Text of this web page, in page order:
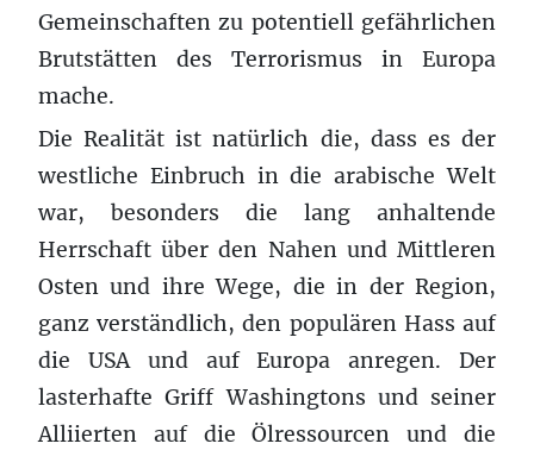
Gemeinschaften zu potentiell gefährlichen
Brutstätten des Terrorismus in Europa
mache.
Die Realität ist natürlich die, dass es der
westliche Einbruch in die arabische Welt
war, besonders die lang anhaltende
Herrschaft über den Nahen und Mittleren
Osten und ihre Wege, die in der Region,
ganz verständlich, den populären Hass auf
die USA und auf Europa anregen. Der
lasterhafte Griff Washingtons und seiner
Alliierten auf die Ölressourcen und die